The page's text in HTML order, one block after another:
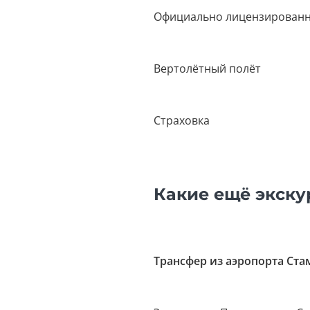
Официально
Вертолётный полёт
Страховка
Какие ещё
Трансфер из аэропорта